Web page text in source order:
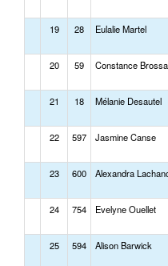
19 28 Eulalie Martel
20 59 Constance
21 18 Mélanie Desautel
22 597 Jasmine Canse
23 600 Alexandra
24 754 Evelyne Ouellet
25 594 Alison Barwick